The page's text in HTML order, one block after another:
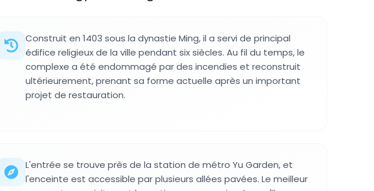
Construit en 1403 sous la dynastie Ming, il a servi de principal
édifice religieux de la ville pendant six siècles. Au fil du temps, le
complexe a été endommagé par des incendies et reconstruit
ultérieurement, prenant sa forme actuelle après un important
projet de restauration.
L'entrée se trouve près de la station de métro Yu Garden, et
l'enceinte est accessible par plusieurs allées pavées. Le meilleur